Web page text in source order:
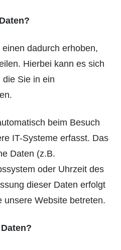
dadurch erhoben,
Hierbei kann es sich
Sie in ein
beim Besuch
IT-Systeme erfasst. Das
Daten (z.B.
oder Uhrzeit des
dieser Daten erfolgt
unsere Website betreten.